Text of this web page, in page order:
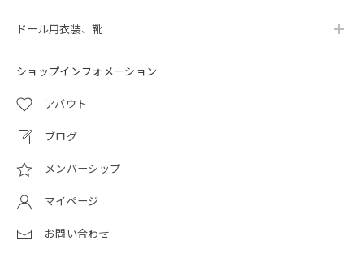
ドール用衣装、靴
ショップインフォメーション
アバウト
ブログ
メンバーシップ
マイページ
お問い合わせ